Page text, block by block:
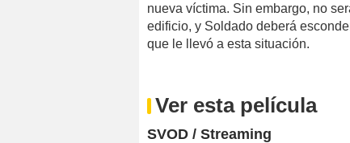
nueva víctima. Sin embargo, no
edificio, y Soldado deberá
que le llevó a esta situación.
Ver esta película
SVOD / Streaming